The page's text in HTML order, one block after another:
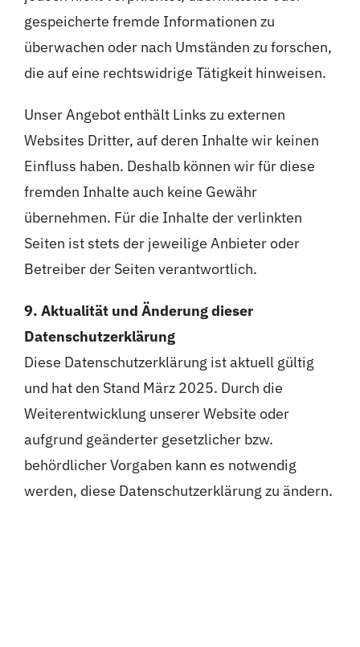
gespeicherte fremde Informationen zu
überwachen oder nach Umständen zu forschen,
die auf eine rechtswidrige Tätigkeit hinweisen.
Unser Angebot enthält Links zu externen
Websites Dritter, auf deren Inhalte wir keinen
Einfluss haben. Deshalb können wir für diese
fremden Inhalte auch keine Gewähr
übernehmen. Für die Inhalte der verlinkten
Seiten ist stets der jeweilige Anbieter oder
Betreiber der Seiten verantwortlich.
9. Aktualität und Änderung dieser
Datenschutzerklärung
Diese Datenschutzerklärung ist aktuell gültig
und hat den Stand März 2025. Durch die
Weiterentwicklung unserer Website oder
aufgrund geänderter gesetzlicher bzw.
behördlicher Vorgaben kann es notwendig
werden, diese Datenschutzerklärung zu ändern.